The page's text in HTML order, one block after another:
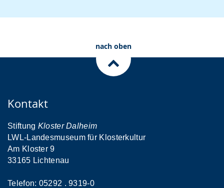
nach oben
Kontakt
Stiftung Kloster Dalheim
LWL-Landesmuseum für Klosterkultur
Am Kloster 9
33165 Lichtenau
Telefon: 05292 . 9319-0